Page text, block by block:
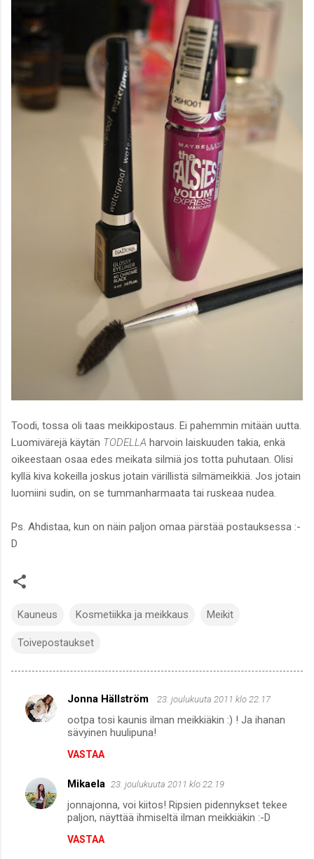
Toodi, tossa oli taas meikkipostaus. Ei pahemmin mitään uutta.
Luomivärejä käytän TODELLA harvoin laiskuuden takia, enkä
oikeestaan osaa edes meikata silmiä jos totta puhutaan. Olisi
kyllä kiva kokeilla joskus jotain värillistä silmämeikkiä. Jos jotain
luomiini sudin, on se tummanharmaata tai ruskeaa nudea.
Ps. Ahdistaa, kun on näin paljon omaa pärstää postauksessa :-
D
Kauneus Kosmetiikka ja meikkaus Meikit
Toivepostaukset
K
o
e
n
Jonna Hällström 23. joulukuuta 2011 klo 22.17
ootpa tosi kaunis ilman meikkiäkin :) ! Ja ihanan
sävyinen huulipuna!
VASTAA
Mikaela 23. joulukuuta 2011 klo 22.19
jonnajonna, voi kiitos! Ripsien pidennykset tekee
paljon, näyttää ihmiseltä ilman meikkiäkin :-D
VASTAA